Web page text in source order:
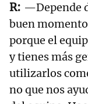
—Depende
buen
porque el
y tienes más
utilizarlos
no que nos